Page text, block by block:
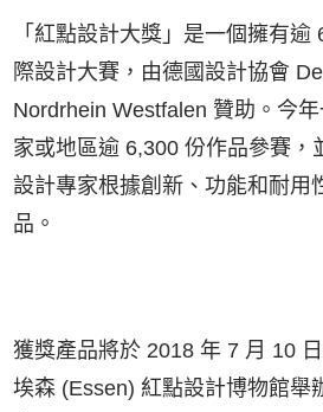
「紅點設計大獎」是一個擁有逾
際設計大賽，由德國設計協會
Nordrhein Westfalen 贊助。今
家或地區逾 6,300 份作品參賽，
設計專家根據創新、功能和耐用
品。
獲獎產品將於 2018 年 7 月 10
埃森 (Essen) 紅點設計博物館舉